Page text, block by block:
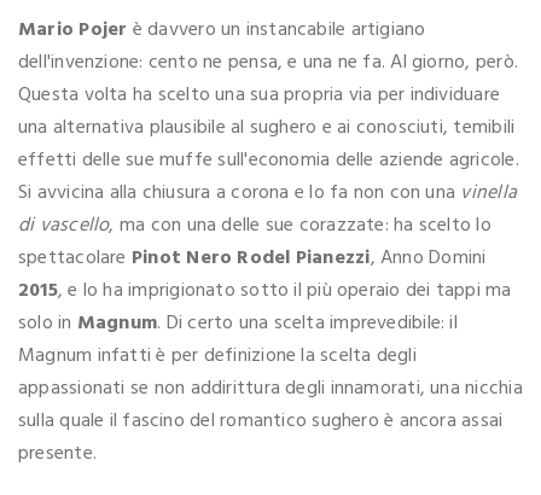
Mario Pojer è davvero un instancabile artigiano
dell'invenzione: cento ne pensa, e una ne fa. Al giorno, però.
Questa volta ha scelto una sua propria via per individuare
una alternativa plausibile al sughero e ai conosciuti, temibili
effetti delle sue muffe sull'economia delle aziende agricole.
Si avvicina alla chiusura a corona e lo fa non con una vinella
di vascello, ma con una delle sue corazzate: ha scelto lo
spettacolare Pinot Nero Rodel Pianezzi, Anno Domini
2015, e lo ha imprigionato sotto il più operaio dei tappi ma
solo in Magnum. Di certo una scelta imprevedibile: il
Magnum infatti è per definizione la scelta degli
appassionati se non addirittura degli innamorati, una nicchia
sulla quale il fascino del romantico sughero è ancora assai
presente.